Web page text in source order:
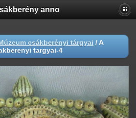
anno
csákberényi tárgyai / A
targyai-4